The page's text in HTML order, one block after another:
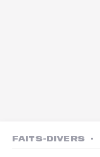
FAITS-DIVERS